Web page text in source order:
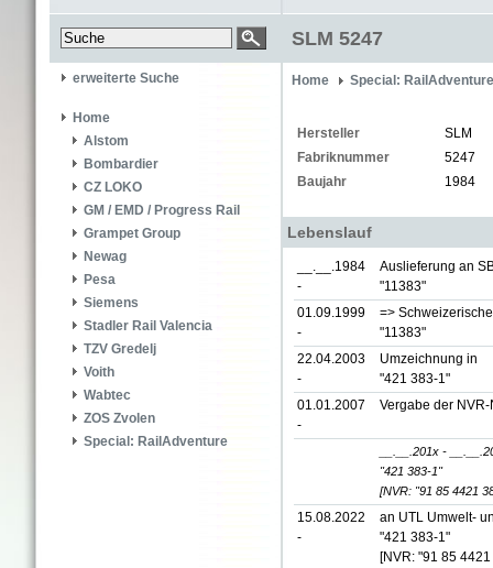
SLM 5247
erweiterte Suche
Home
Alstom
Bombardier
CZ LOKO
GM / EMD / Progress Rail
Grampet Group
Newag
Pesa
Siemens
Stadler Rail Valencia
TZV Gredelj
Voith
Wabtec
ZOS Zvolen
Special: RailAdventure
Home Special: RailAdventure
Hersteller
SLM
Fabriknummer
5247
Baujahr
1984
Lebenslauf
__.__.1984
-
Auslieferung an
"11383"
01.09.1999
-
=>
"11383"
22.04.2003
-
Umzeichnung in
"421 383-1"
01.01.2007
-
Vergabe der
__.__.201x -
"421 383-1"
[NVR: "91 85 4421
15.08.2022
-
an UTL Umwelt-
"421 383-1"
[NVR: "91 85